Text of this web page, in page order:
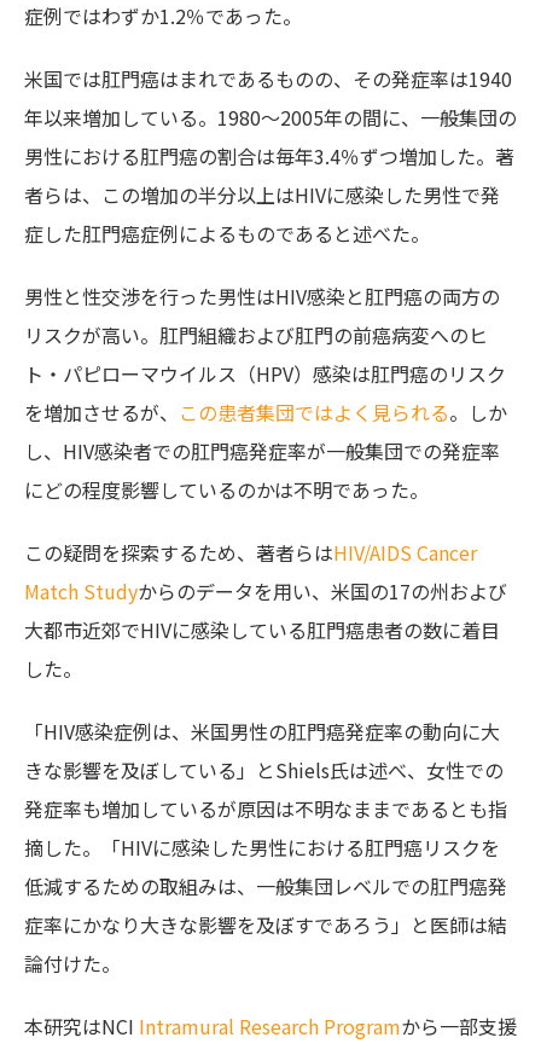
症例ではわずか1.2％であった。
米国では肛門癌はまれであるものの、その発症率は1940
年以来増加している。1980～2005年の間に、一般集団の
男性における肛門癌の割合は毎年3.4％ずつ増加した。著
者らは、この増加の半分以上はHIVに感染した男性で発
症した肛門癌症例によるものであると述べた。
男性と性交渉を行った男性はHIV感染と肛門癌の両方の
リスクが高い。肛門組織および肛門の前癌病変へのヒ
ト・パピローマウイルス（HPV）感染は肛門癌のリスク
を増加させるが、 この患者集団ではよく見られる。しか
し、HIV感染者での肛門癌発症率が一般集団での発症率
にどの程度影響しているのかは不明であった。
この疑問を探索するため、著者らはHIV/AIDS Cancer
Match Studyからのデータを用い、米国の17の州および
大都市近郊でHIVに感染している肛門癌患者の数に着目
した。
「HIV感染症例は、米国男性の肛門癌発症率の動向に大
きな影響を及ぼしている」とShiels氏は述べ、女性での
発症率も増加しているが原因は不明なままであるとも指
摘した。「HIVに感染した男性における肛門癌リスクを
低減するための取組みは、一般集団レベルでの肛門癌発
症率にかなり大きな影響を及ぼすであろう」と医師は結
論付けた。
本研究はNCI Intramural Research Programから一部支援